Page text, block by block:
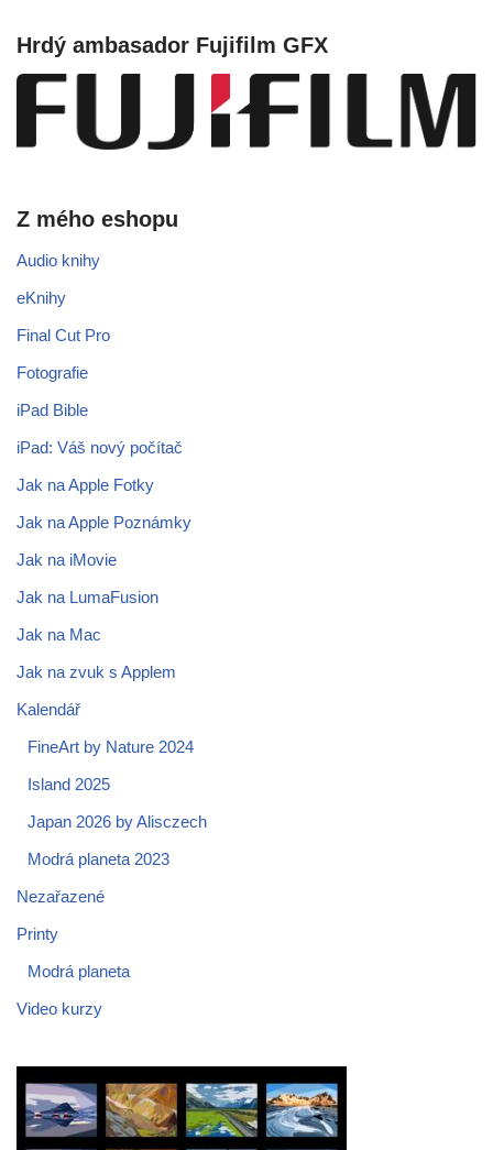
Hrdý ambasador Fujifilm GFX
Z mého eshopu
Audio knihy
eKnihy
Final Cut Pro
Fotografie
iPad Bible
iPad: Váš nový počítač
Jak na Apple Fotky
Jak na Apple Poznámky
Jak na iMovie
Jak na LumaFusion
Jak na Mac
Jak na zvuk s Applem
Kalendář
FineArt by Nature 2024
Island 2025
Japan 2026 by Alisczech
Modrá planeta 2023
Nezařazené
Printy
Modrá planeta
Video kurzy